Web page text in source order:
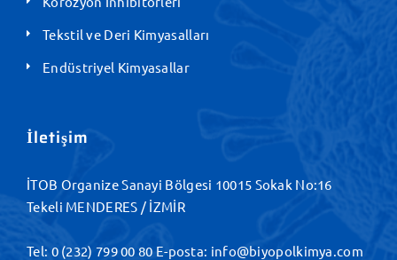
Tekstil ve Deri Kimyasalları
Endüstriyel Kimyasallar
İletişim
İTOB Organize Sanayi Bölgesi 10015 Sokak No:16
Tekeli MENDERES / İZMİR
Tel: 0 (232) 799 00 80 E-posta: info@biyopolkimya.com